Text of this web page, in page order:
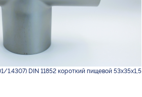
1.4307) DIN 11852 короткий пищевой 53х35х1,5